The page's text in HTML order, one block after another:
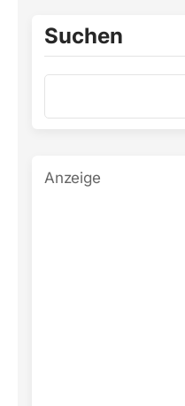
Suchen
Anzeige